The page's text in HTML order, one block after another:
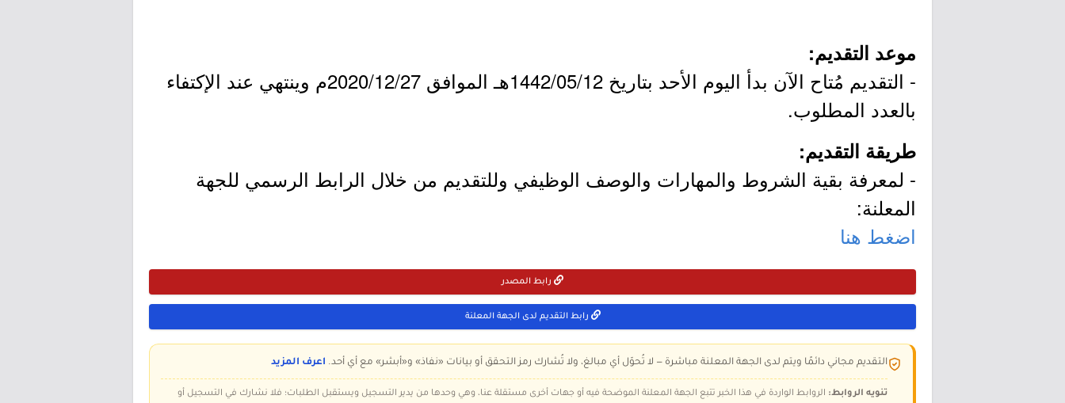
موعد التقديم:
- التقديم مُتاح الآن بدأ اليوم الأحد بتاريخ 1442/05/12هـ الموافق 2020/12/27م وينتهي عند الإكتفاء
بالعدد المطلوب.
طريقة التقديم:
- لمعرفة بقية الشروط والمهارات والوصف الوظيفي وللتقديم من خلال الرابط الرسمي للجهة
المعلنة:
اضغط هنا
رابط المصدر
رابط التقديم لدى الجهة المعلنة
التقديم مجاني دائمًا ويتم لدى الجهة المعلنة مباشرة — لا تُحوّل أي مبالغ، ولا تُشارك رمز التحقق أو بيانات «نفاذ» و«أبشر» مع أي أحد. اعرف المزيد
تنويه الروابط: الروابط الواردة في هذا الخبر تتبع الجهة المعلنة الموضحة فيه أو جهات أخرى مستقلة عنا، وهي وحدها من يدير التسجيل ويستقبل الطلبات؛ فلا نشارك في التسجيل أو